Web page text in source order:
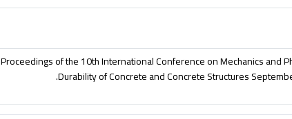
Proceedings of the 10th International Conference on Mechanics and
Durability of Concrete and Concrete Structures